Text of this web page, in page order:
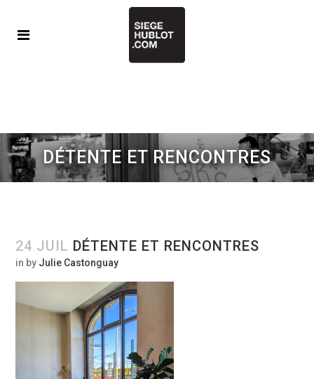
DÉTENTE ET RENCONTRES
24 JUIL DÉTENTE ET RENCONTRES
in by Julie Castonguay